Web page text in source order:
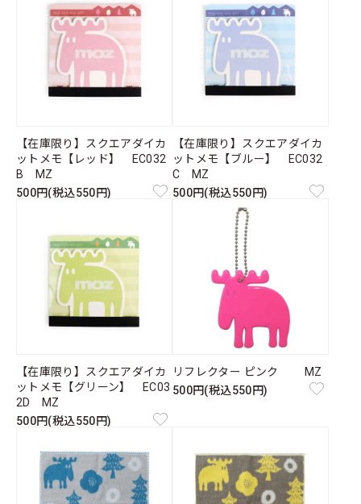
【在庫限り】スクエアダイカ
ットメモ【レッド】 EC032
B MZ
500円(税込550円)
【在庫限り】スクエアダイカ
ットメモ【ブルー】 EC032
C MZ
500円(税込550円)
【在庫限り】スクエアダイカ
ットメモ【グリーン】 EC03
2D MZ
500円(税込550円)
リフレクター ピンク MZ
500円(税込550円)